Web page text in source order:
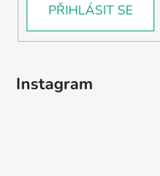
PŘIHLÁSIT SE
Instagram